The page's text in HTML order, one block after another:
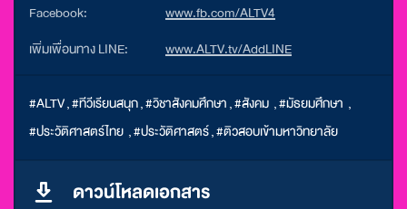
Facebook:
www.fb.com/ALTV4
เพิ่มเพื่อนทาง LINE:
www.ALTV.tv/AddLINE
#ALTV,#ทีวีเรียนสนุก,#วิชาสังคมศึกษา,#สังคม ,#มัธยมศึกษา ,
#ประวัติศาสตร์ไทย ,#ประวัติศาสตร์,#ติวสอบเข้ามหาวิทยาลัย
ดาวน์โหลดเอกสาร